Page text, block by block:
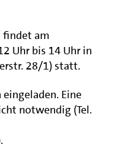
findet am
Uhr bis 14 Uhr in
28/1) statt.
Eine
notwendig (Tel.